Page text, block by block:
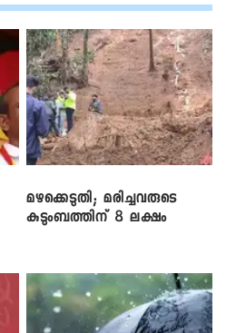
മഴക്കെടുതി; മരിച്ചവരുടെ
കുടുംബത്തിന് 8 ലക്ഷം